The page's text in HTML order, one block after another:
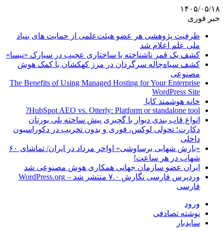
۱۴۰۵/۰۵/۱۸
خبر فوری
ظرفیت پژوهشی هر عضو هیئت‌علمی از حمایت های بنیاد
ملی علم اعلام شد
کشف یک قمر ناشناخته با ساختاری عجیب در سیارک «نیسا»
کشف سیاه‌چاله سرگردان در مرز کهکشان با کمک هوش
مصنوعی
The Benefits of Using Managed Hosting for Your Enterprise
WordPress Site
خانه هوشمند کایا
HubSpot AEO vs. Otterly: Platform or standalone tool?
انواع قاب بندی دیوار با گچبری پیش ساخته پلی یورتان
دکارت؛ تحولی لوکس، فوری و بدون تخریب در دکوراسیون
داخلی
«بارش شهابی برساوشی» اواخر مرداد در ایران/ تماشای ۶۰
شهاب در هر ساعت!
ایران عضو سازمان جهانی همکاری هوش مصنوعی شد
وردپرس فارسی نگارش ۷.۰ منتشر شد – WordPress.org
فارسی
ورود
نوشته تصادفی
سایدبار